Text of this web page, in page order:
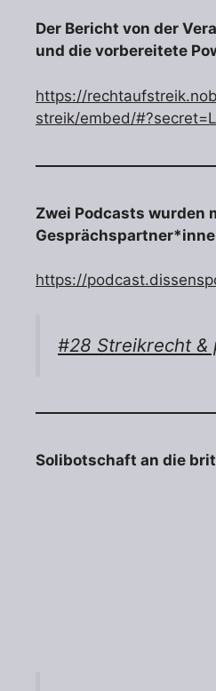
Der Bericht von der
und die vorbereitete
https://
streik/embed/
Zwei Podcasts wurden
https://
#28 Streikrecht &
Solibotschaft an die